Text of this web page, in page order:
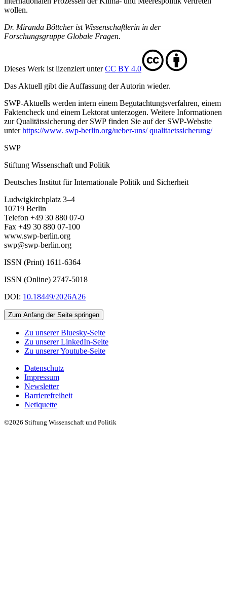
wollen.
Dr. Miranda Böttcher ist Wissenschaftlerin in der
Forschungsgruppe Globale Fragen.
Dieses Werk ist lizenziert unterCC BY 4.0
Das Aktuell gibt die Auf­fassung der Autorin wieder.
SWP-Aktuells werden intern einem Begutachtungsverfah­ren, einem
Faktencheck und einem Lektorat unterzogen. Weitere Informationen
zur Qualitätssicherung der SWP finden Sie auf der SWP-Website
unterhttps://www. swp-berlin.org/ueber-uns/ qualitaetssicherung/
SWP
Stiftung Wissenschaft und Politik
Deutsches Institut für Internationale Politik und Sicherheit
Ludwigkirchplatz 3–4
10719 Berlin
Telefon +49 30 880 07-0
Fax +49 30 880 07-100
www.swp-berlin.org
swp@swp-berlin.org
ISSN (Print) 1611-6364
ISSN (Online) 2747-5018
DOI: 10.18449/2026A26
Zum Anfang der Seite springen
Zu unserer Bluesky-Seite
Zu unserer LinkedIn-Seite
Zu unserer Youtube-Seite
Datenschutz
Impressum
Newsletter
Barrierefreiheit
Netiquette
©2026 Stiftung Wissenschaft und Politik